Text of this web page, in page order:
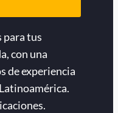
para tus
con una
de experiencia